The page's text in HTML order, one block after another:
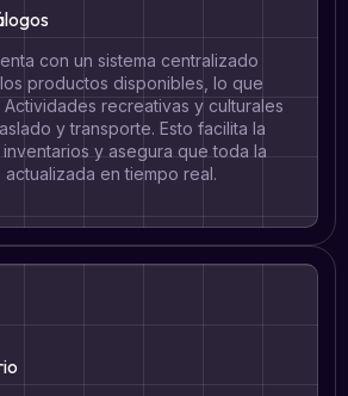
con un sistema centralizado
productos disponibles, lo que
recreativas y culturales
y transporte. Esto facilita la
y asegura que toda la
en tiempo real.